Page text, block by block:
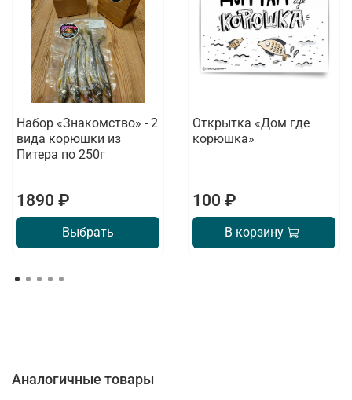
Набор «Знакомство» - 2
вида корюшки из
Питера по 250г
1890 ₽
Выбрать
Открытка «Дом где
корюшка»
100 ₽
В корзину
Аналогичные товары